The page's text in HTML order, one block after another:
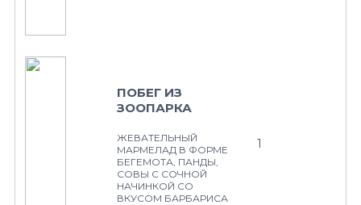
ПОБЕГ ИЗ
ЗООПАРКА
ЖЕВАТЕЛЬНЫЙ
МАРМЕЛАД В ФОРМЕ
БЕГЕМОТА, ПАНДЫ,
СОВЫ С СОЧНОЙ
НАЧИНКОЙ СО
ВКУСОМ БАРБАРИСА
1